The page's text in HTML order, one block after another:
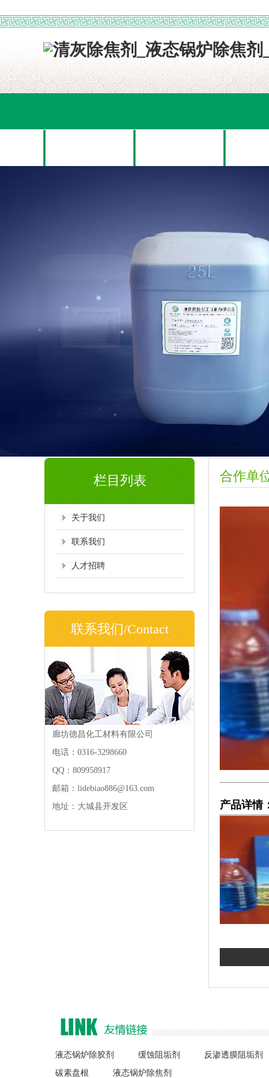
栏目列表
关于我们
联系我们
人才招聘
联系我们/Contact
廊坊德昌化工材料有限公司
电话：0316-3298660
QQ：809958917
邮箱：lidebiao886@163.com
地址：大城县开发区
合作单
产品详情
液态锅炉除胶剂 缓蚀阻垢剂
反渗透膜阻垢剂
碳素盘根
液态锅炉除焦剂